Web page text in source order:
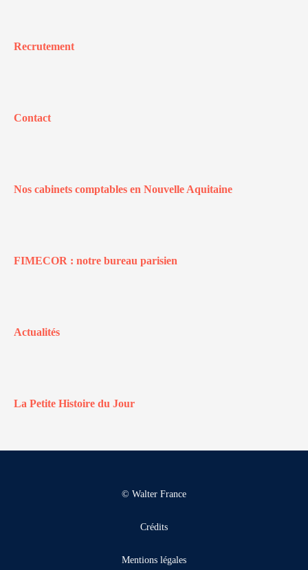
Recrutement
Contact
Nos cabinets comptables en Nouvelle Aquitaine
FIMECOR : notre bureau parisien
Actualités
La Petite Histoire du Jour
© Walter France
Crédits
Mentions légales